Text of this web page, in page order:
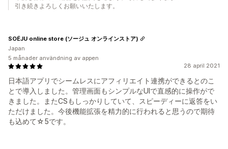
引き続きよろしくお願いいたします。
28 april 2021
日本語アプリでシームレスにアフィリエイト連携ができるとのこ
とで導入しました。管理画面もシンプルなUIで直感的に操作がで
きました。またCSもしっかりしていて、スピーディーに返答をい
ただけました。今後機能拡張を精力的に行われると思うので期待
も込めて☆5です。
SOÉJU online store (ソージュ オンラインストア)
Japan
5 månader användning av appen